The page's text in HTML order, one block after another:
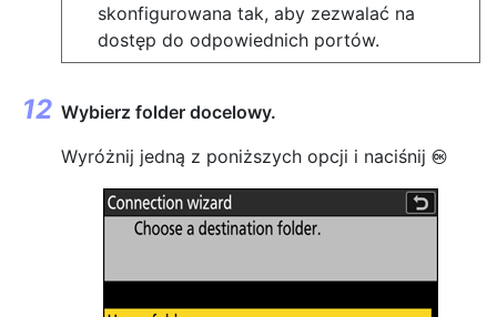
skonfigurowana tak, aby zezwalać na
dostęp do odpowiednich portów.
Wybierz folder docelowy.
Wyróżnij jedną z poniższych opcji i naciśnij J